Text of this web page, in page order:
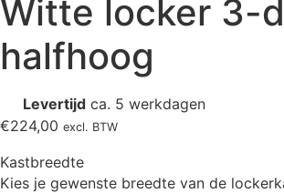
Witte locker 3-
halfhoog
Levertijd ca. 5 werkdagen
€224,00 excl. BTW
Kastbreedte
Kies je gewenste breedte van de